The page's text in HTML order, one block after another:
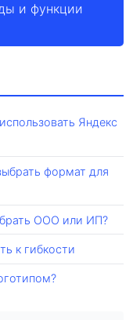
и функции
Яндекс
формат для
ООО или ИП?
к гибкости